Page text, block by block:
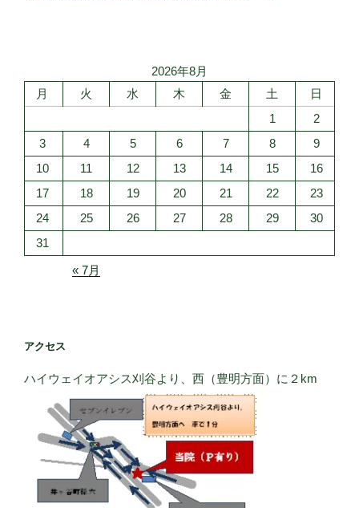
ン
2026年8月
月
火 水 木 金 土
日
1
2
3
4 5 6 7 8
9
10
11 12 13 14 15
16
17
18 19 20 21 22
23
24
25 26 27 28 29
30
31
« 7月
アクセス
ハイウェイオアシス刈谷より、西（豊明方面）に２km